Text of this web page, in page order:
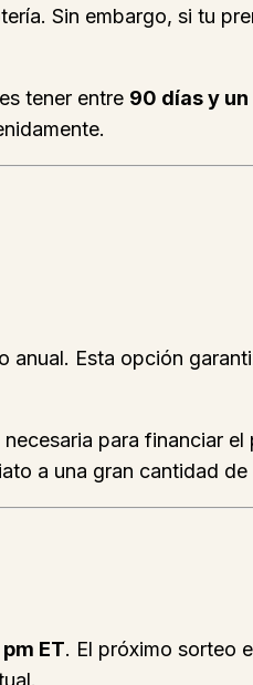
Sin embargo, si tu
tener entre 90 días y un
anual. Esta opción
para financiar el
a una gran cantidad de
ET. El próximo sorteo